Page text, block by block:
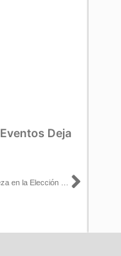
Eventos Deja